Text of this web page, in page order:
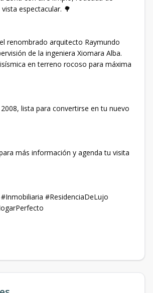
espectacular. 🌳
renombrado arquitecto Raymundo
de la ingeniera Xiomara Alba.
en terreno rocoso para máxima
lista para convertirse en tu nuevo
más información y agenda tu visita
#ResidenciaDeLujo